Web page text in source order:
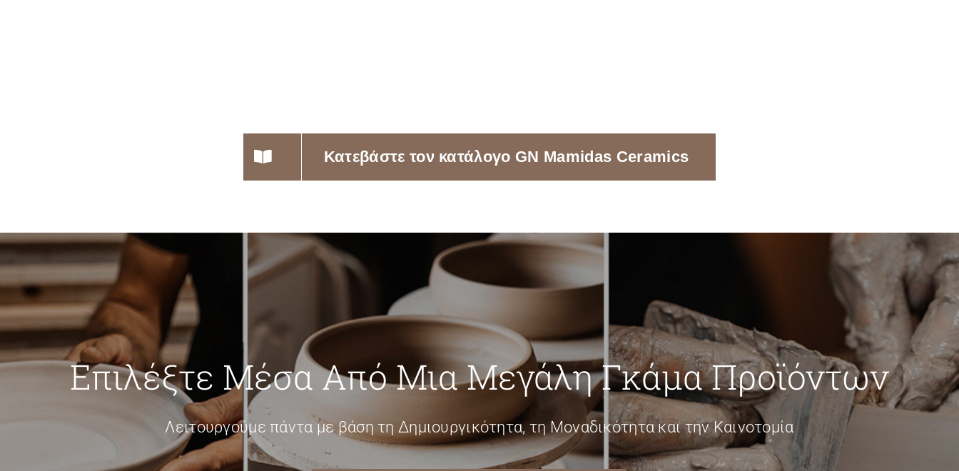
Κατεβάστε τον κατάλογο GN Mamidas Ceramics
Επιλέξτε Μέσα Από Μια Μεγάλη Γκάμα Προϊόντων
Λειτουργούμε πάντα με βάση τη Δημιουργικότητα, τη Μοναδικότητα και την Καινοτομία